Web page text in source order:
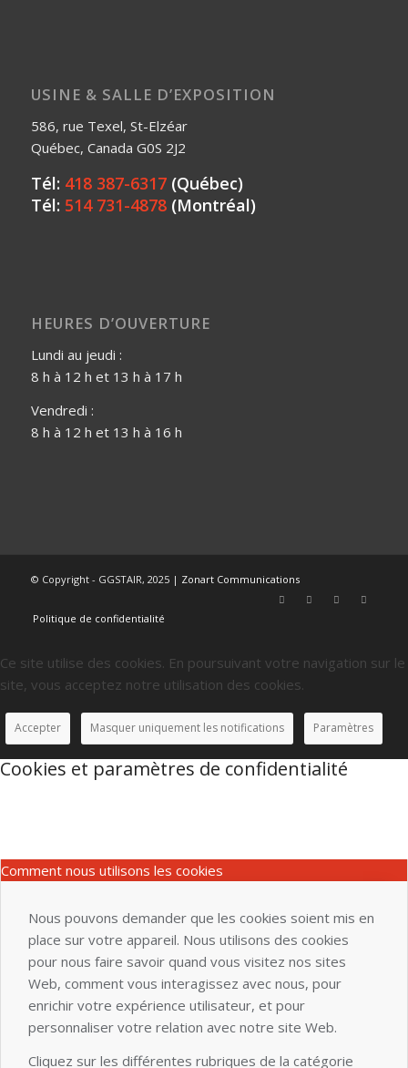
USINE & SALLE D’EXPOSITION
586, rue Texel, St-Elzéar
Québec, Canada G0S 2J2
Tél: 418 387-6317(Québec)
Tél: 514 731-4878(Montréal)
HEURES D’OUVERTURE
Lundi au jeudi :
8 h à 12 h et 13 h à 17 h
Vendredi :
8 h à 12 h et 13 h à 16 h
© Copyright - GGSTAIR, 2025 | Zonart Communications
Politique de confidentialité
Ce site utilise des cookies. En poursuivant votre navigation sur le
site, vous acceptez notre utilisation des cookies.
Accepter Masquer uniquement les notifications Paramètres
Cookies et paramètres de confidentialité
Comment nous utilisons les cookies
Nous pouvons demander que les cookies soient mis en
place sur votre appareil. Nous utilisons des cookies
pour nous faire savoir quand vous visitez nos sites
Web, comment vous interagissez avec nous, pour
enrichir votre expérience utilisateur, et pour
personnaliser votre relation avec notre site Web.
Cliquez sur les différentes rubriques de la catégorie